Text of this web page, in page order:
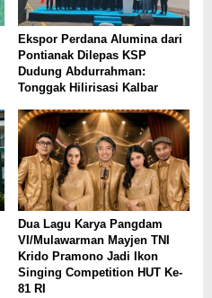
Ekspor Perdana Alumina dari
Pontianak Dilepas KSP
Dudung Abdurrahman:
Tonggak Hilirisasi Kalbar
Dua Lagu Karya Pangdam
VI/Mulawarman Mayjen TNI
Krido Pramono Jadi Ikon
Singing Competition HUT Ke-
81 RI